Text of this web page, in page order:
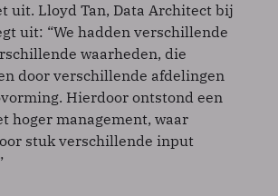
uit. Lloyd Tan, Data Architect bij
uit: “We hadden verschillende
waarheden, die
door verschillende afdelingen
Hierdoor ontstond een
hoger management, waar
stuk verschillende input